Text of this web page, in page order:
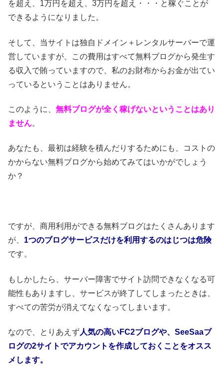
を超え、1万円を超え、3万円を超え・・・と稼ぐことが
できるようになりました。
そして、当サイトは独自ドメイン＋レンタルサーバーで運
営していますが、この費用はすべて無料ブログから発生す
る収入で賄っていますので、私のお財布からお金が出てい
っているということはありません。
このように、 無料ブログが全く稼げないということはあり
ません。
あなたも、最初は経験を積んだりするためにも、コストの
かからない無料ブログから始めてみてはいかがでしょう
か？
ですが、商用利用ができる無料ブログはたくさんあります
が、 1つのブログサービスだけを利用するのはじつは危険
です。
もしかしたら、サーバー障害でサイト訪問できなくなる可
能性もありますし、サービスが終了してしまったときは、
すべての苦労が消えてなくなってしまいます。
なので、とりあえず人気の高いFC2ブログや、SeeSaaブ
ログの2サイトでアカウントを作成しておくことをオスス
メします。